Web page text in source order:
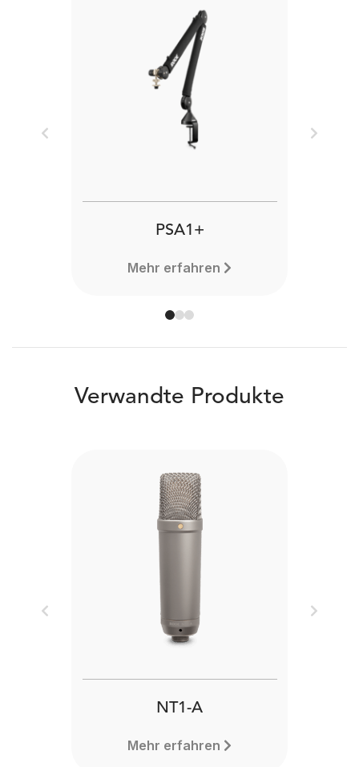
PSA1+
Mehr erfahren
Previous Next
Verwandte Produkte
NT1-A
Mehr erfahren
Previous Next